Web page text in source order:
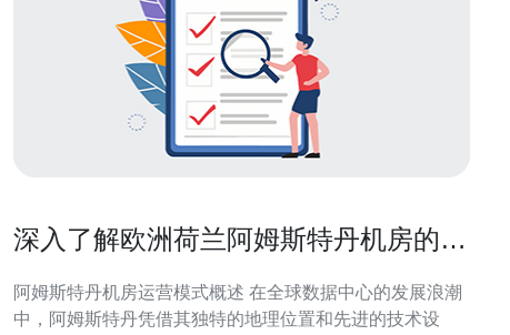
深入了解欧洲荷兰阿姆斯特丹机房的运
阿姆斯特丹机房运营模式概述 在全球数据中心的发展浪潮
中，阿姆斯特丹凭借其独特的地理位置和先进的技术设